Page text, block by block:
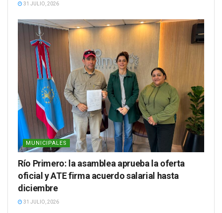
31 JULIO, 2026
MUNICIPALES
Río Primero: la asamblea aprueba la oferta
oficial y ATE firma acuerdo salarial hasta
diciembre
31 JULIO, 2026